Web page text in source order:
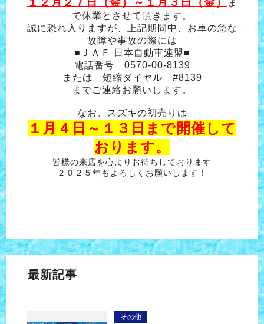
ま
で休業とさせて頂きます。
誠に恐れ入りますが、上記期間中、お車の急な
故障や事故の際には
■ＪＡＦ 日本自動車連盟■
電話番号 0570-00-8139
または 短縮ダイヤル #8139
までご連絡お願いします。
なお、スズキの初売りは
１月４日～１３日まで開催して
おります。
皆様の来店を心よりお待ちしております
２０２５年もよろしくお願いします！
最新記事
その他